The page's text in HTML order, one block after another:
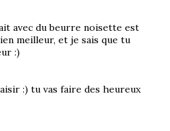
avec du beurre noisette est
meilleur, et je sais que tu
:)
:) tu vas faire des heureux